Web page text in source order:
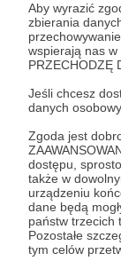
Aby wyrazić
zbierania
wspierają nas w
PRZECHODZĘ
Jeśli chcesz
danych
Zgoda jest
dostępu,
także w
urządzeniu
dane będą
państw trzecich
Pozostałe
tym celów
Kategorie
O Patronite
Pomoc
Regulamin